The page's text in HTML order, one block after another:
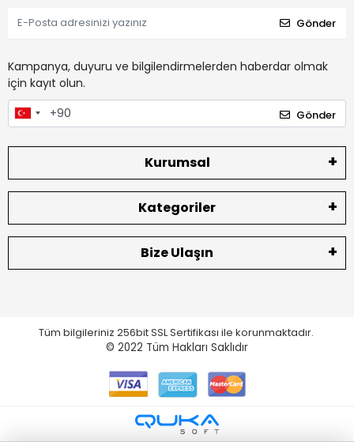
Gönder
Kampanya, duyuru ve bilgilendirmelerden haberdar olmak
için kayıt olun.
Gönder
Kurumsal
Kategoriler
Bize Ulaşın
Tüm bilgileriniz 256bit SSL Sertifikası ile korunmaktadır.
© 2022 Tüm Hakları Saklıdır